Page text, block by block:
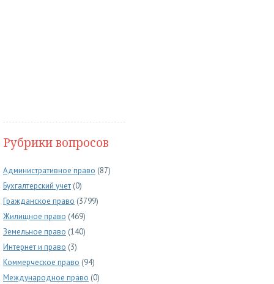
Рубрики вопросов
Административное право (87)
Бухгалтерский учет (0)
Гражданское право (3799)
Жилищное право (469)
Земельное право (140)
Интернет и право (3)
Коммерческое право (94)
Международное право (0)